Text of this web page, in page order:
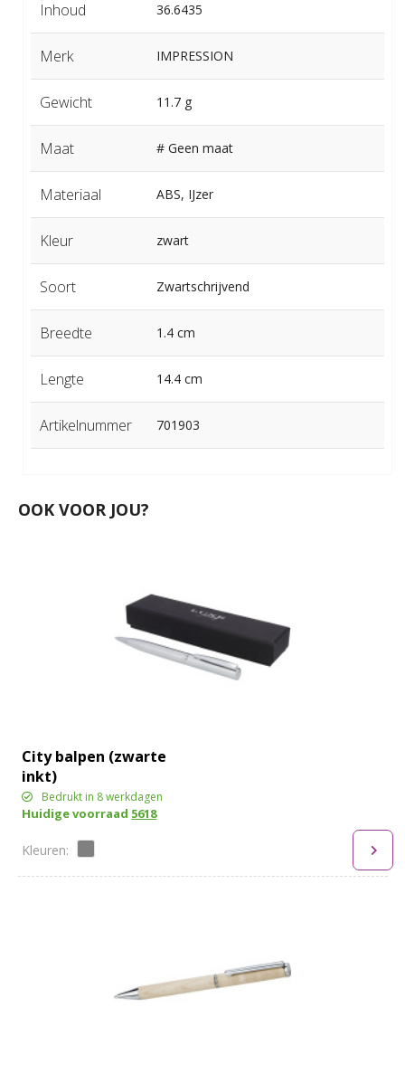
Inhoud 36.6435
Merk IMPRESSION
Gewicht 11.7 g
Maat # Geen maat
Materiaal ABS, IJzer
Kleur zwart
Soort Zwartschrijvend
Breedte 1.4 cm
Lengte 14.4 cm
Artikelnummer 701903
OOK VOOR JOU?
City balpen (zwarte
inkt)
Bedrukt in 8 werkdagen
Huidige voorraad 5618